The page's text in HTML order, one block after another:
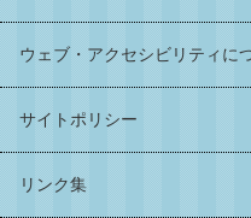
ウェブ・アクセシビリティに
サイトポリシー
リンク集